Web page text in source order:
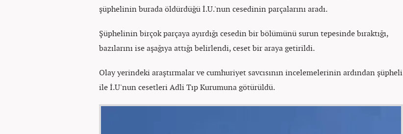
şüphelinin burada öldürdüğü İ.U.'nun cesedinin parçalarını aradı.
Şüphelinin birçok parçaya ayırdığı cesedin bir bölümünü surun tepesinde bıraktığı,
bazılarını ise aşağıya attığı belirlendi, ceset bir araya getirildi.
Olay yerindeki araştırmalar ve cumhuriyet savcısının incelemelerinin ardından şüpheli
ile İ.U'nun cesetleri Adli Tıp Kurumuna götürüldü.